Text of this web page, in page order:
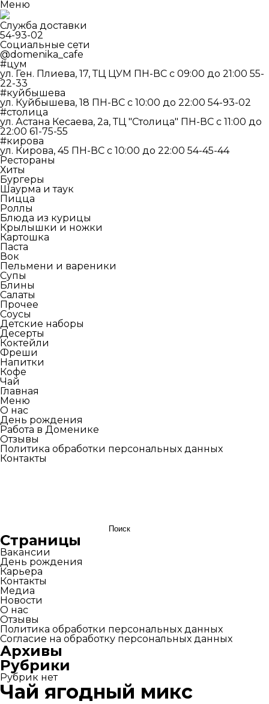
Меню
Служба доставки
54-93-02
Социальные сети
@domenika_cafe
#цум
ул. Ген. Плиева, 17, ТЦ ЦУМ ПН-ВС c 09:00 до 21:00 55-
22-33
#куйбышева
ул. Куйбышева, 18 ПН-ВС c 10:00 до 22:00 54-93-02
#столица
ул. Астана Кесаева, 2а, ТЦ "Столица" ПН-ВС c 11:00 до
22:00 61-75-55
#кирова
ул. Кирова, 45 ПН-ВС c 10:00 до 22:00 54-45-44
Рестораны
Хиты
Бургеры
Шаурма и таук
Пицца
Роллы
Блюда из курицы
Крылышки и ножки
Картошка
Паста
Вок
Пельмени и вареники
Супы
Блины
Салаты
Прочее
Соусы
Детские наборы
Десерты
Коктейли
Фреши
Напитки
Кофе
Чай
Главная
Меню
О нас
День рождения
Работа в Доменике
Отзывы
Политика обработки персональных данных
Контакты
Страницы
Вакансии
День рождения
Карьера
Контакты
Медиа
Новости
О нас
Отзывы
Политика обработки персональных данных
Согласие на обработку персональных данных
Архивы
Рубрики
Рубрик нет
Чай ягодный микс